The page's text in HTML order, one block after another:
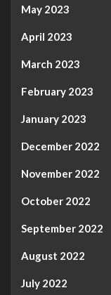
May 2023
April 2023
March 2023
February 2023
January 2023
December 2022
November 2022
October 2022
September 2022
August 2022
July 2022